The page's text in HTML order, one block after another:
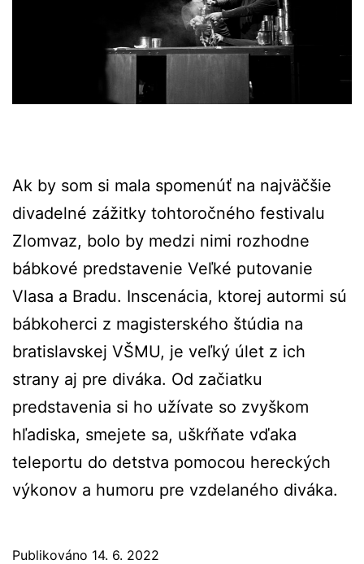
Ak by som si mala spomenúť na najväčšie
divadelné zážitky tohtoročného festivalu
Zlomvaz, bolo by medzi nimi rozhodne
bábkové predstavenie Veľké putovanie
Vlasa a Bradu. Inscenácia, ktorej autormi sú
bábkoherci z magisterského štúdia na
bratislavskej VŠMU, je veľký úlet z ich
strany aj pre diváka. Od začiatku
predstavenia si ho užívate so zvyškom
hľadiska, smejete sa, uškŕňate vďaka
teleportu do detstva pomocou hereckých
výkonov a humoru pre vzdelaného diváka.
Publikováno 14. 6. 2022